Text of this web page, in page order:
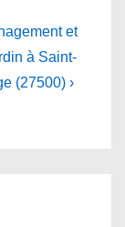
et
à Saint-
(27500) ›